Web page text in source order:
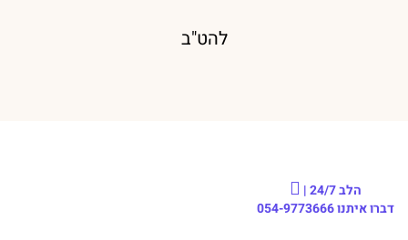
להט"ב
הלב 24/7 |
דברו איתנו054-9773666